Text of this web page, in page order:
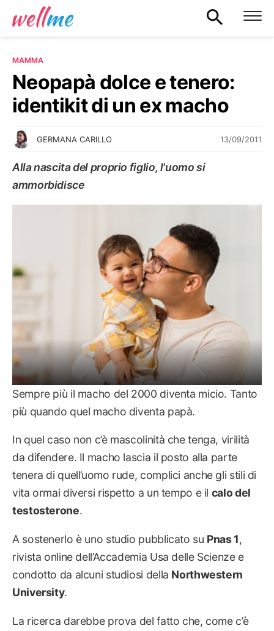
MAMMA
Neopapà dolce e tenero:
identikit di un ex macho
GERMANA CARILLO 13/09/2011
Alla nascita del proprio figlio, l'uomo si
ammorbidisce
Sempre più il macho del 2000 diventa micio. Tanto
più quando quel macho diventa papà.
In quel caso non c’è mascolinità che tenga, virilità
da difendere. Il macho lascia il posto alla parte
tenera di quell’uomo rude, complici anche gli stili di
vita ormai diversi rispetto a un tempo e il calo del
testosterone.
A sostenerlo è uno studio pubblicato su Pnas 1,
rivista online dell’Accademia Usa delle Scienze e
condotto da alcuni studiosi della Northwestern
University.
La ricerca darebbe prova del fatto che, come c’è